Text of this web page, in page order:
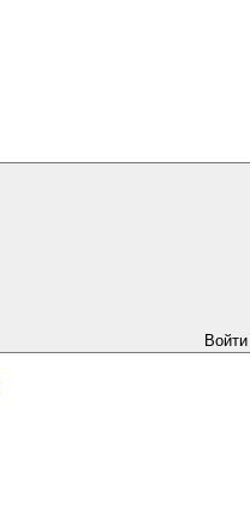
Войти